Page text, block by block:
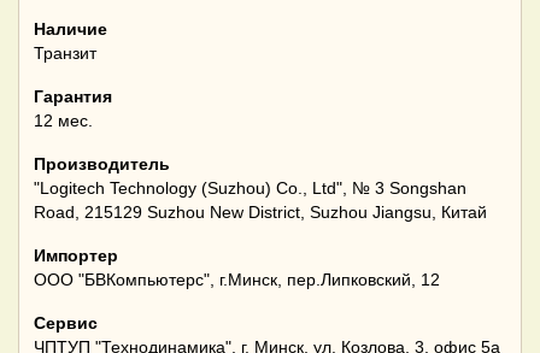
Наличие
Транзит
Гарантия
12 мес.
Производитель
"Logitech Technology (Suzhou) Co., Ltd", № 3 Songshan
Road, 215129 Suzhou New District, Suzhou Jiangsu, Китай
Импортер
ООО "БВКомпьютерс", г.Минск, пер.Липковский, 12
Сервис
ЧПТУП "Технодинамика", г. Минск, ул. Козлова, 3, офис 5а